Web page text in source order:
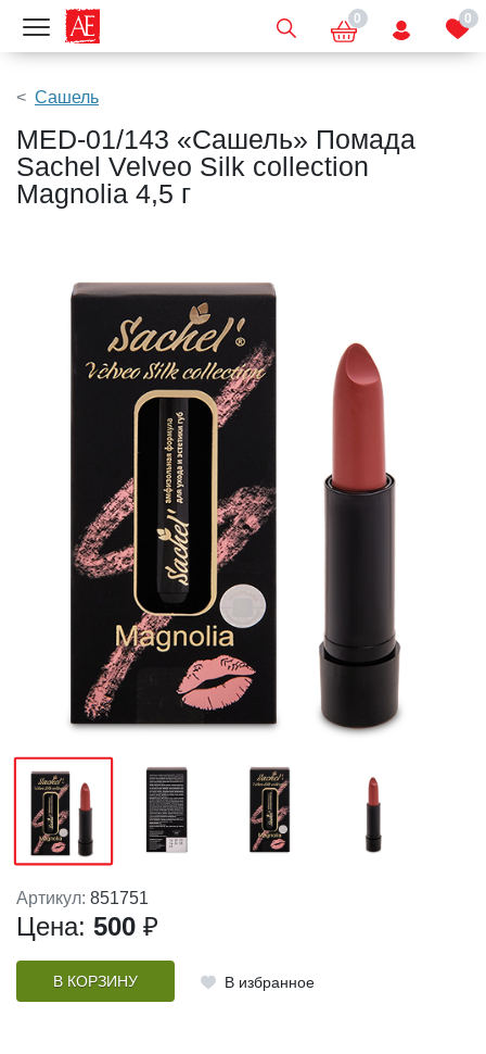
Показать меню 0 0
Сашель
MED-01/143 «Сашель» Помада
Sachel Velveo Silk collection
Magnolia 4,5 г
Артикул: 851751
Цена: 500 ₽
В КОРЗИНУ В избранное